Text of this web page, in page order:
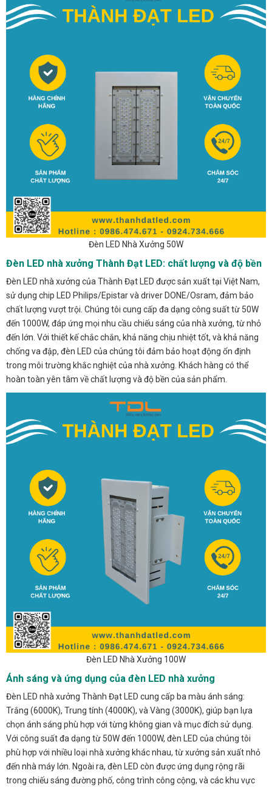
Đèn LED Nhà Xưởng 50W
Đèn LED nhà xưởng Thành Đạt LED: chất lượng và độ bền
Đèn LED nhà xưởng của Thành Đạt LED được sản xuất tại Việt Nam,
sử dụng chip LED Philips/Epistar và driver DONE/Osram, đảm bảo
chất lượng vượt trội. Chúng tôi cung cấp đa dạng công suất từ 50W
đến 1000W, đáp ứng mọi nhu cầu chiếu sáng của nhà xưởng, từ nhỏ
đến lớn. Với thiết kế chắc chắn, khả năng chịu nhiệt tốt, và khả năng
chống va đập, đèn LED của chúng tôi đảm bảo hoạt động ổn định
trong môi trường khắc nghiệt của nhà xưởng. Khách hàng có thể
hoàn toàn yên tâm về chất lượng và độ bền của sản phẩm.
Đèn LED Nhà Xưởng 100W
Ánh sáng và ứng dụng của đèn LED nhà xưởng
Đèn LED nhà xưởng Thành Đạt LED cung cấp ba màu ánh sáng:
Trắng (6000K), Trung tính (4000K), và Vàng (3000K), giúp bạn lựa
chọn ánh sáng phù hợp với từng không gian và mục đích sử dụng.
Với công suất đa dạng từ 50W đến 1000W, đèn LED của chúng tôi
phù hợp với nhiều loại nhà xưởng khác nhau, từ xưởng sản xuất nhỏ
đến nhà máy lớn. Ngoài ra, đèn LED còn được ứng dụng rộng rãi
trong chiếu sáng đường phố, công trình công cộng, và các khu vực